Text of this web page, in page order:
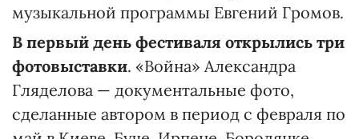
музыкальной программы Евгений Громов.
В первый день фестиваля открылись три
фотовыставки. «Война» Александра
Гляделова — документальные фото,
сделанные автором в период с февраля по